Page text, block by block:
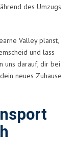
des Umzugs
Valley planst,
und lass
uns darauf, dir bei
neues Zuhause